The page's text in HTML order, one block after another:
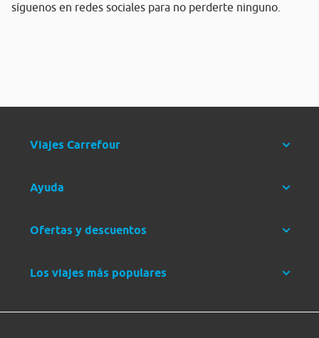
síguenos en redes sociales para no perderte ninguno.
Viajes Carrefour
Ayuda
Ofertas y descuentos
Los viajes más populares